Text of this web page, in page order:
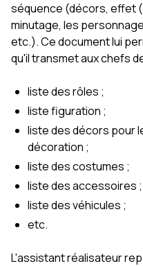
séquence (décors, effet
minutage, les
etc.). Ce document lui
qu'il transmet aux chefs
liste des rôles ;
liste figuration ;
liste des décors pour
décoration ;
liste des costumes ;
liste des accessoires ;
liste des véhicules ;
etc.
L'assistant réalisateur